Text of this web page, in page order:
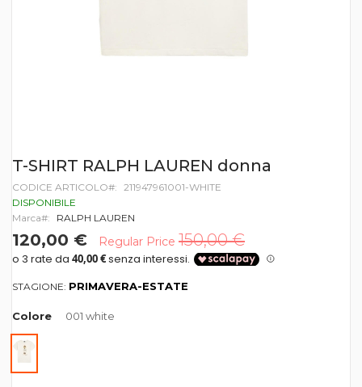
Vai
all'inizio
della
galleria
di
T-SHIRT RALPH LAUREN donna
CODICE ARTICOLO
211947961001-WHITE
DISPONIBILE
Marca
RALPH LAUREN
120,00 € Regular Price 150,00 €
STAGIONE: PRIMAVERA-ESTATE
Colore 001 white